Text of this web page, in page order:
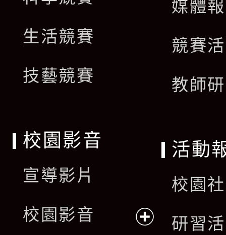
生活競賽
技藝競賽
媒體
競賽
教師
校園影音
宣導影片
校園影音
活動
校園
研習